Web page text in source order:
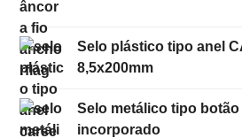
Selo plástico tipo anel
8,5x200mm
Selo metálico tipo
incorporado